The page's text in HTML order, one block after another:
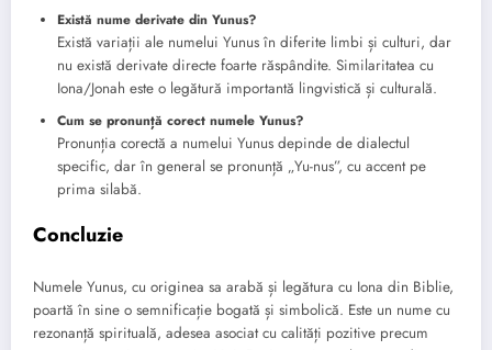
Există nume derivate din Yunus?
Există variații ale numelui Yunus în diferite limbi și culturi, dar
nu există derivate directe foarte răspândite. Similaritatea cu
Iona/Jonah este o legătură importantă lingvistică și culturală.
Cum se pronunță corect numele Yunus?
Pronunția corectă a numelui Yunus depinde de dialectul
specific, dar în general se pronunță „Yu-nus”, cu accent pe
prima silabă.
Concluzie
Numele Yunus, cu originea sa arabă și legătura cu Iona din Biblie,
poartă în sine o semnificație bogată și simbolică. Este un nume cu
rezonanță spirituală, adesea asociat cu calități pozitive precum